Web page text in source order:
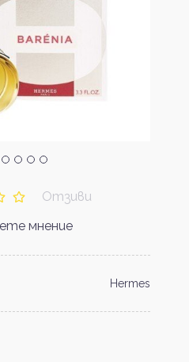
Отзиви
мнение
Hermes